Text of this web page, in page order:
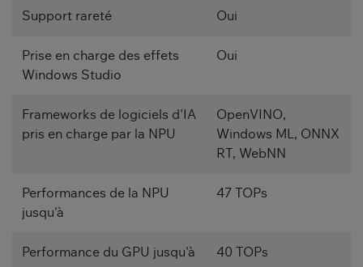
Support rareté Oui
Prise en charge des effets
Windows Studio
Oui
Frameworks de logiciels d'IA
pris en charge par la NPU
OpenVINO,
Windows ML, ONNX
RT, WebNN
Performances de la NPU
jusqu'à
47 TOPs
Performance du GPU jusqu'à 40 TOPs